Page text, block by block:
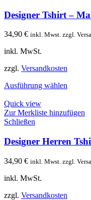
Designer Tshirt –
34,90 € inkl. Mwst. zzgl.
inkl. MwSt.
zzgl. Versandkosten
Ausführung wählen
Quick view
Zur Merkliste hinzufügen
Schließen
Designer Herren
34,90 € inkl. Mwst. zzgl.
inkl. MwSt.
zzgl. Versandkosten